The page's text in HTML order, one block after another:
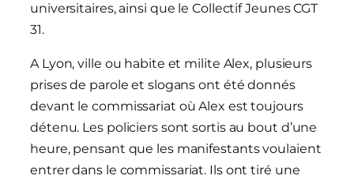
universitaires, ainsi que le Collectif Jeunes CGT
31.
A Lyon, ville ou habite et milite Alex, plusieurs
prises de parole et slogans ont été donnés
devant le commissariat où Alex est toujours
détenu. Les policiers sont sortis au bout d’une
heure, pensant que les manifestants voulaient
entrer dans le commissariat. Ils ont tiré une